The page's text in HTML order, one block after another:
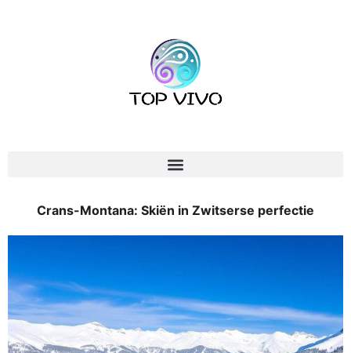
Crans-Montana: Skiën in Zwitserse perfectie